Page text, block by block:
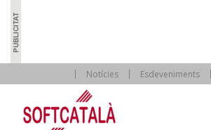
Notícies Esdeveniments